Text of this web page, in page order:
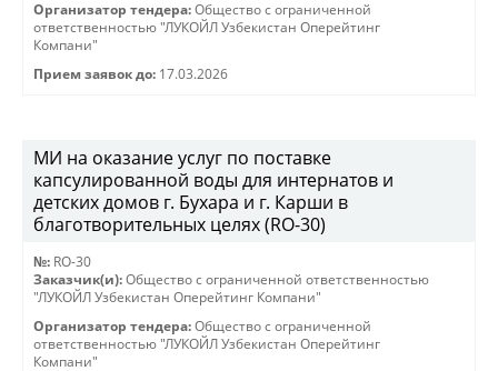
Организатор тендера: Общество с ограниченной
ответственностью "ЛУКОЙЛ Узбекистан Оперейтинг
Компани"
Прием заявок до: 17.03.2026
МИ на оказание услуг по поставке
капсулированной воды для интернатов и
детских домов г. Бухара и г. Карши в
благотворительных целях (RO-30)
№: RO-30
Заказчик(и): Общество с ограниченной ответственностью
"ЛУКОЙЛ Узбекистан Оперейтинг Компани"
Организатор тендера: Общество с ограниченной
ответственностью "ЛУКОЙЛ Узбекистан Оперейтинг
Компани"